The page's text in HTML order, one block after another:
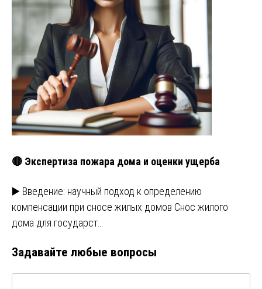
🔴 Экспертиза пожара дома и оценки ущерба
▶️ Введение: научный подход к определению
компенсации при сносе жилых домов Снос жилого
дома для государст…
Задавайте любые вопросы